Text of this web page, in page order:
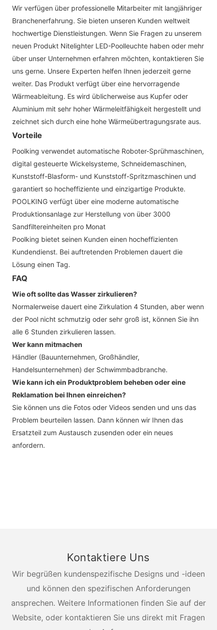
Wir verfügen über professionelle Mitarbeiter mit langjähriger
Branchenerfahrung. Sie bieten unseren Kunden weltweit
hochwertige Dienstleistungen. Wenn Sie Fragen zu unserem
neuen Produkt Nitelighter LED-Poolleuchte haben oder mehr
über unser Unternehmen erfahren möchten, kontaktieren Sie
uns gerne. Unsere Experten helfen Ihnen jederzeit gerne
weiter. Das Produkt verfügt über eine hervorragende
Wärmeableitung. Es wird üblicherweise aus Kupfer oder
Aluminium mit sehr hoher Wärmeleitfähigkeit hergestellt und
zeichnet sich durch eine hohe Wärmeübertragungsrate aus.
Vorteile
Poolking verwendet automatische Roboter-Sprühmaschinen,
digital gesteuerte Wickelsysteme, Schneidemaschinen,
Kunststoff-Blasform- und Kunststoff-Spritzmaschinen und
garantiert so hocheffiziente und einzigartige Produkte.
POOLKING verfügt über eine moderne automatische
Produktionsanlage zur Herstellung von über 3000
Sandfiltereinheiten pro Monat
Poolking bietet seinen Kunden einen hocheffizienten
Kundendienst. Bei auftretenden Problemen dauert die
Lösung einen Tag.
FAQ
Wie oft sollte das Wasser zirkulieren?
Normalerweise dauert eine Zirkulation 4 Stunden, aber wenn
der Pool nicht schmutzig oder sehr groß ist, können Sie ihn
alle 6 Stunden zirkulieren lassen.
Wer kann mitmachen
Händler (Bauunternehmen, Großhändler,
Handelsunternehmen) der Schwimmbadbranche.
Wie kann ich ein Produktproblem beheben oder eine
Reklamation bei Ihnen einreichen?
Sie können uns die Fotos oder Videos senden und uns das
Problem beurteilen lassen. Dann können wir Ihnen das
Ersatzteil zum Austausch zusenden oder ein neues
anfordern.
Kontaktiere Uns
Wir begrüßen kundenspezifische Designs und -ideen
und können den spezifischen Anforderungen
ansprechen. Weitere Informationen finden Sie auf der
Website, oder kontaktieren Sie uns direkt mit Fragen